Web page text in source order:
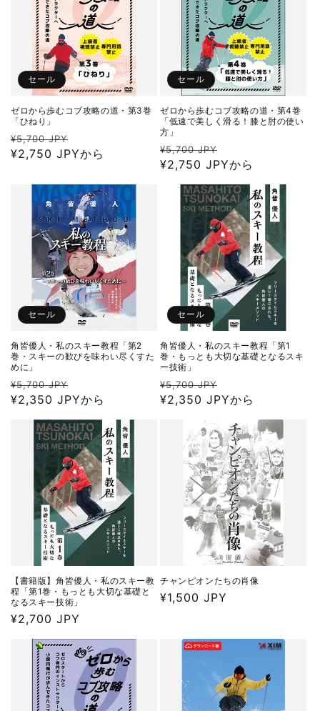
セール
ゼロから歩むコブ攻略の道・第3巻
「ひねり」
通
常
¥5,700 JPY
ー
価
格
¥2,750 JPYから
セール
ゼロから歩むコブ攻略の道・第4巻
「低速で美しく滑る！膝と肘の使い
方」
通
常
¥5,700 JPY
ー
価
格
¥2,750 JPYから
セール
角皆優人・私のスキー教程「第2
巻・スキーの歓びを味わい尽くすた
めに」
通
常
¥5,700 JPY
ー
価
格
¥2,350 JPYから
セール
角皆優人・私のスキー教程「第1
巻・もっとも大切な基礎となるスキ
ー技術」
通
常
¥5,700 JPY
ー
価
格
¥2,350 JPYから
【書籍版】角皆優人・私のスキー教
程「第1巻・もっとも大切な基礎と
なるスキー技術」
通
¥2,700 JPY
チャンピオンたちの肖像
通
¥1,500 JPY